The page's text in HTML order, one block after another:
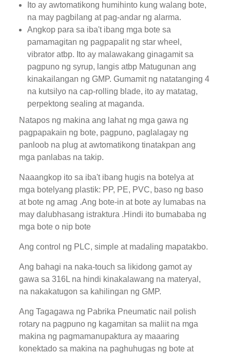
Ito ay awtomatikong humihinto kung walang bote,
na may pagbilang at pag-andar ng alarma.
Angkop para sa iba't ibang mga bote sa
pamamagitan ng pagpapalit ng star wheel,
vibrator atbp. Ito ay malawakang ginagamit sa
pagpuno ng syrup, langis atbp Matugunan ang
kinakailangan ng GMP. Gumamit ng natatanging 4
na kutsilyo na cap-rolling blade, ito ay matatag,
perpektong sealing at maganda.
Natapos ng makina ang lahat ng mga gawa ng
pagpapakain ng bote, pagpuno, paglalagay ng
panloob na plug at awtomatikong tinatakpan ang
mga panlabas na takip.
Naaangkop ito sa iba't ibang hugis na botelya at
mga botelyang plastik: PP, PE, PVC, baso ng baso
at bote ng amag .Ang bote-in at bote ay lumabas na
may dalubhasang istraktura .Hindi ito bumababa ng
mga bote o nip bote
Ang control ng PLC, simple at madaling mapatakbo.
Ang bahagi na naka-touch sa likidong gamot ay
gawa sa 316L na hindi kinakalawang na materyal,
na nakakatugon sa kahilingan ng GMP.
Ang Tagagawa ng Pabrika Pneumatic nail polish
rotary na pagpuno ng kagamitan sa maliit na mga
makina ng pagmamanupaktura ay maaaring
konektado sa makina na paghuhugas ng bote at